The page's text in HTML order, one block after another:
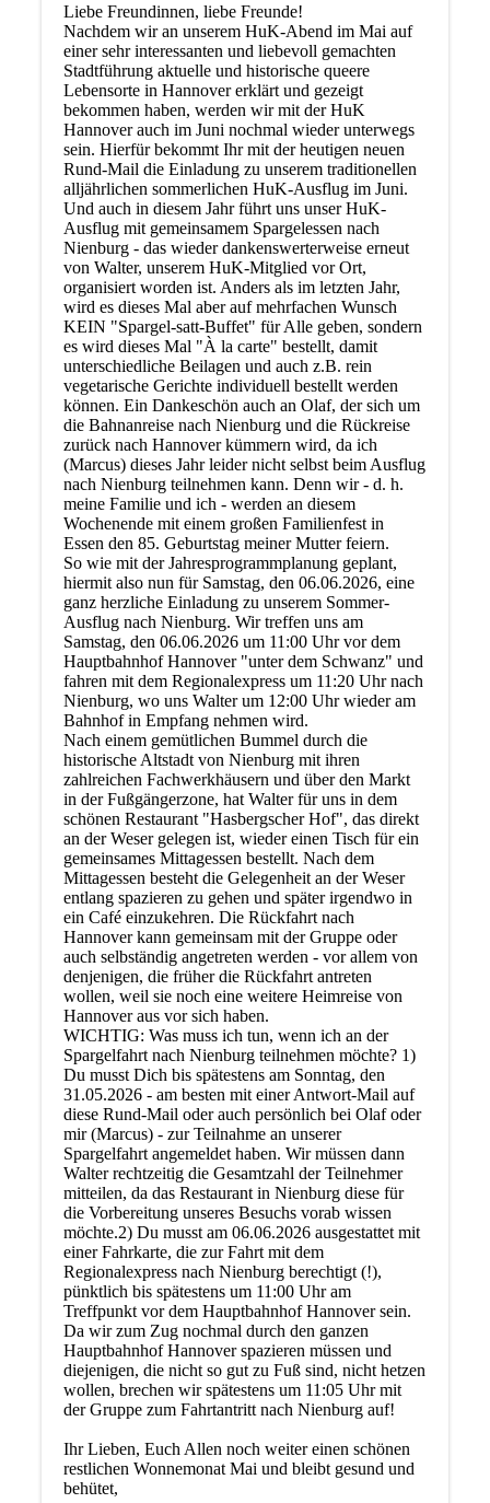
Liebe Freundinnen, liebe Freunde!
Nachdem wir an unserem HuK-Abend im Mai auf
einer sehr interessanten und liebevoll gemachten
Stadtführung aktuelle und historische queere
Lebensorte in Hannover erklärt und gezeigt
bekommen haben, werden wir mit der HuK
Hannover auch im Juni nochmal wieder unterwegs
sein. Hierfür bekommt Ihr mit der heutigen neuen
Rund-Mail die Einladung zu unserem traditionellen
alljährlichen sommerlichen HuK-Ausflug im Juni.
Und auch in diesem Jahr führt uns unser HuK-
Ausflug mit gemeinsamem Spargelessen nach
Nienburg - das wieder dankenswerterweise erneut
von Walter, unserem HuK-Mitglied vor Ort,
organisiert worden ist. Anders als im letzten Jahr,
wird es dieses Mal aber auf mehrfachen Wunsch
KEIN "Spargel-satt-Buffet" für Alle geben, sondern
es wird dieses Mal "À la carte" bestellt, damit
unterschiedliche Beilagen und auch z.B. rein
vegetarische Gerichte individuell bestellt werden
können. Ein Dankeschön auch an Olaf, der sich um
die Bahnanreise nach Nienburg und die Rückreise
zurück nach Hannover kümmern wird, da ich
(Marcus) dieses Jahr leider nicht selbst beim Ausflug
nach Nienburg teilnehmen kann. Denn wir - d. h.
meine Familie und ich - werden an diesem
Wochenende mit einem großen Familienfest in
Essen den 85. Geburtstag meiner Mutter feiern.
So wie mit der Jahresprogrammplanung geplant,
hiermit also nun für Samstag, den 06.06.2026, eine
ganz herzliche Einladung zu unserem Sommer-
Ausflug nach Nienburg. Wir treffen uns am
Samstag, den 06.06.2026 um 11:00 Uhr vor dem
Hauptbahnhof Hannover "unter dem Schwanz" und
fahren mit dem Regionalexpress um 11:20 Uhr nach
Nienburg, wo uns Walter um 12:00 Uhr wieder am
Bahnhof in Empfang nehmen wird.
Nach einem gemütlichen Bummel durch die
historische Altstadt von Nienburg mit ihren
zahlreichen Fachwerkhäusern und über den Markt
in der Fußgängerzone, hat Walter für uns in dem
schönen Restaurant "Hasbergscher Hof", das direkt
an der Weser gelegen ist, wieder einen Tisch für ein
gemeinsames Mittagessen bestellt. Nach dem
Mittagessen besteht die Gelegenheit an der Weser
entlang spazieren zu gehen und später irgendwo in
ein Café einzukehren. Die Rückfahrt nach
Hannover kann gemeinsam mit der Gruppe oder
auch selbständig angetreten werden - vor allem von
denjenigen, die früher die Rückfahrt antreten
wollen, weil sie noch eine weitere Heimreise von
Hannover aus vor sich haben.
WICHTIG: Was muss ich tun, wenn ich an der
Spargelfahrt nach Nienburg teilnehmen möchte? 1)
Du musst Dich bis spätestens am Sonntag, den
31.05.2026 - am besten mit einer Antwort-Mail auf
diese Rund-Mail oder auch persönlich bei Olaf oder
mir (Marcus) - zur Teilnahme an unserer
Spargelfahrt angemeldet haben. Wir müssen dann
Walter rechtzeitig die Gesamtzahl der Teilnehmer
mitteilen, da das Restaurant in Nienburg diese für
die Vorbereitung unseres Besuchs vorab wissen
möchte.2) Du musst am 06.06.2026 ausgestattet mit
einer Fahrkarte, die zur Fahrt mit dem
Regionalexpress nach Nienburg berechtigt (!),
pünktlich bis spätestens um 11:00 Uhr am
Treffpunkt vor dem Hauptbahnhof Hannover sein.
Da wir zum Zug nochmal durch den ganzen
Hauptbahnhof Hannover spazieren müssen und
diejenigen, die nicht so gut zu Fuß sind, nicht hetzen
wollen, brechen wir spätestens um 11:05 Uhr mit
der Gruppe zum Fahrtantritt nach Nienburg auf!
Ihr Lieben, Euch Allen noch weiter einen schönen
restlichen Wonnemonat Mai und bleibt gesund und
behütet,